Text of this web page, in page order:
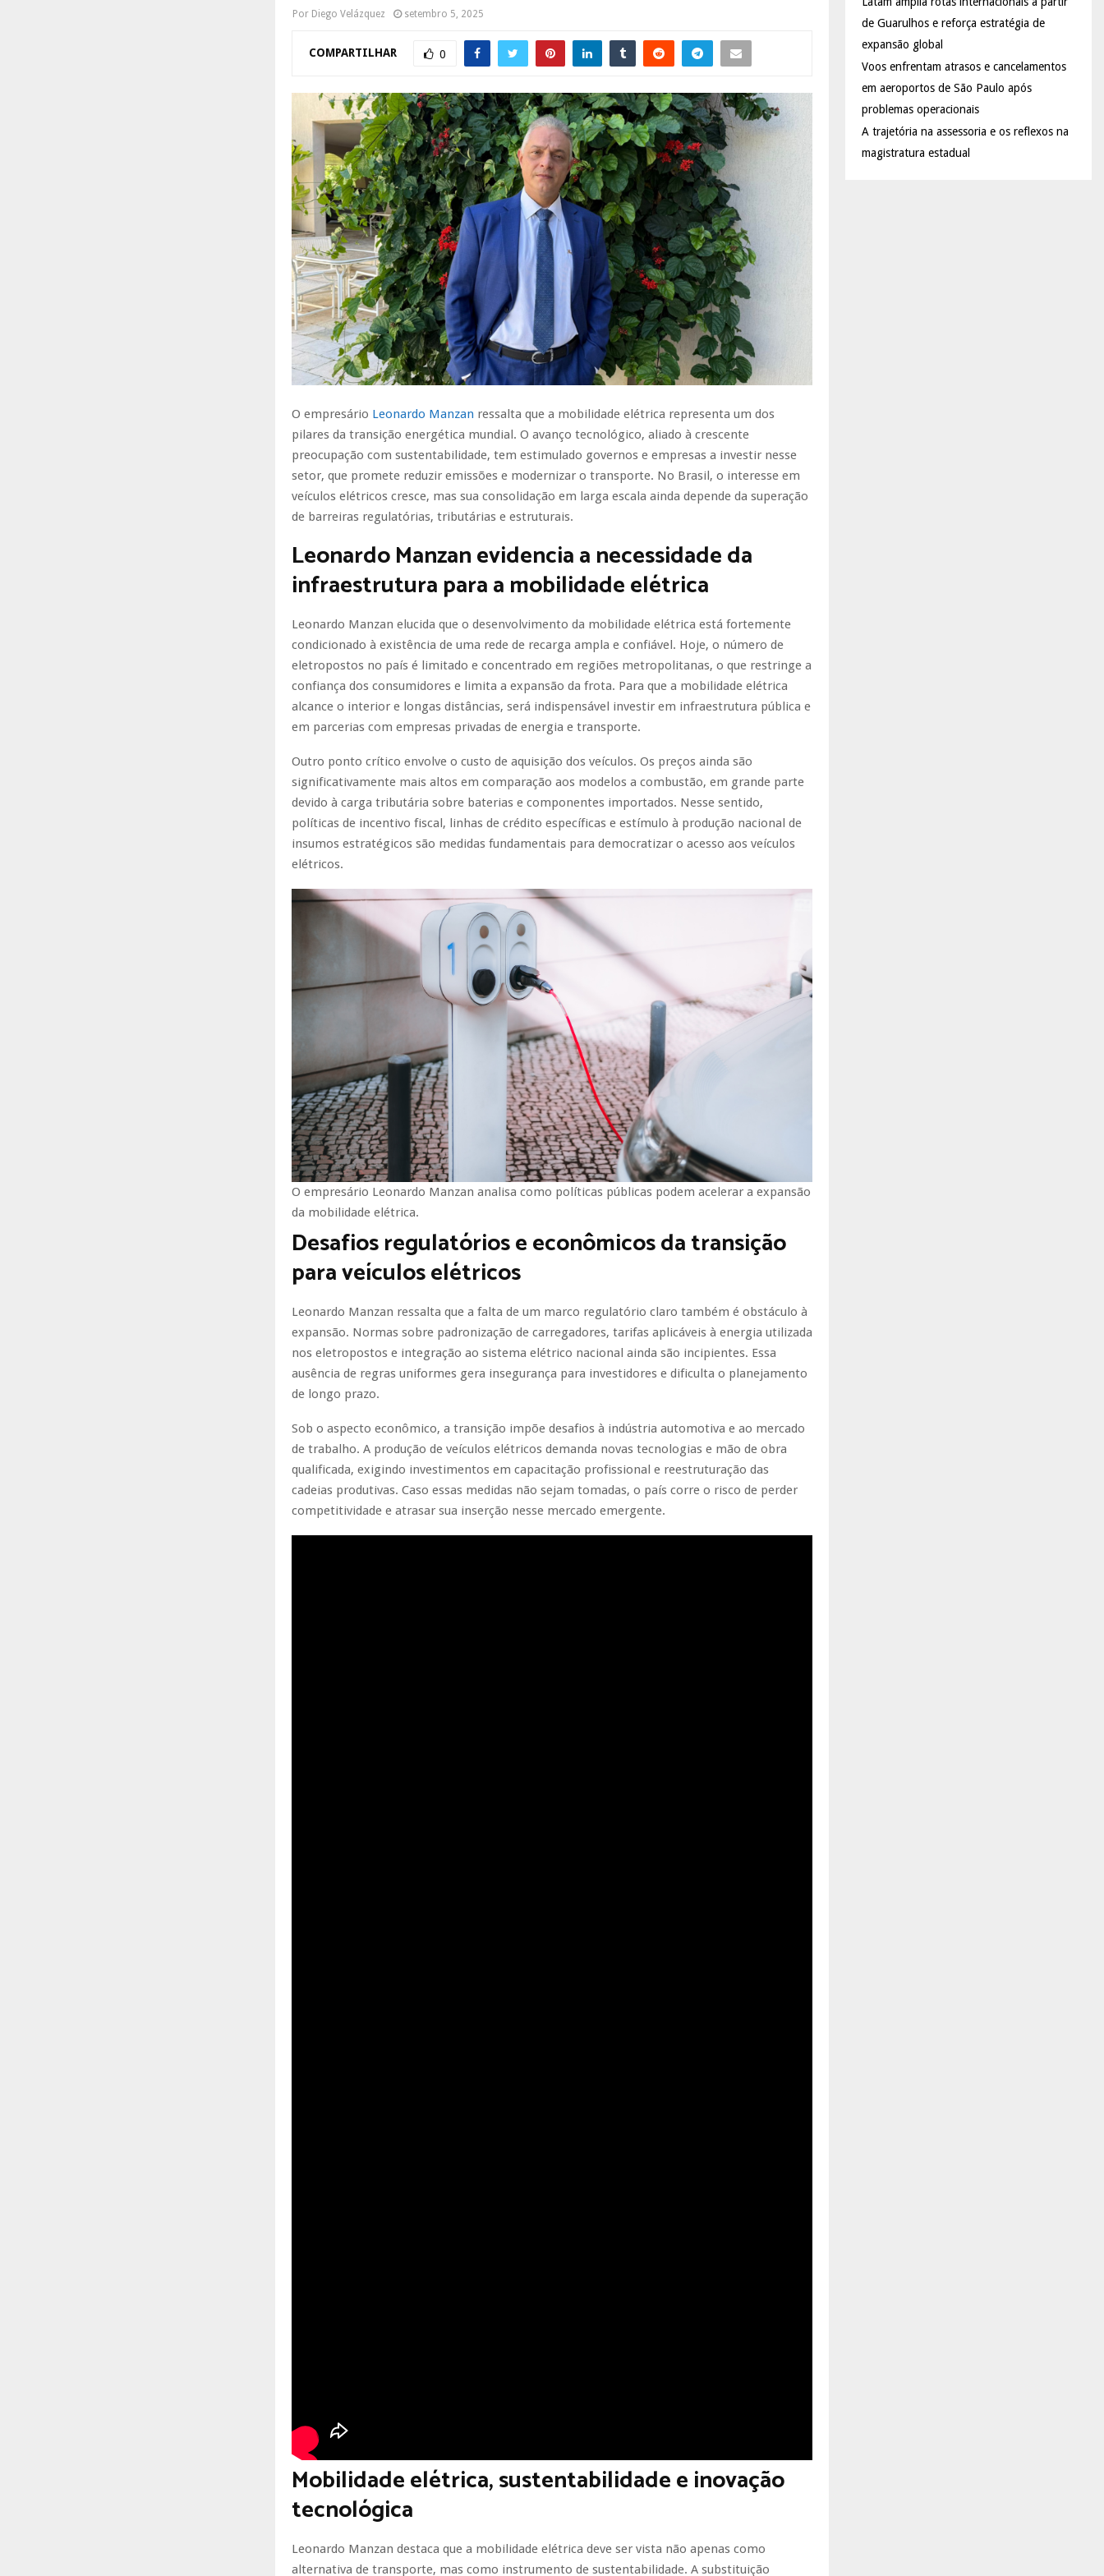
Por Diego Velázquez setembro 5, 2025
COMPARTILHAR 0
O empresário Leonardo Manzan ressalta que a mobilidade elétrica representa um dos
pilares da transição energética mundial. O avanço tecnológico, aliado à crescente
preocupação com sustentabilidade, tem estimulado governos e empresas a investir nesse
setor, que promete reduzir emissões e modernizar o transporte. No Brasil, o interesse em
veículos elétricos cresce, mas sua consolidação em larga escala ainda depende da superação
de barreiras regulatórias, tributárias e estruturais.
Leonardo Manzan evidencia a necessidade da
infraestrutura para a mobilidade elétrica
Leonardo Manzan elucida que o desenvolvimento da mobilidade elétrica está fortemente
condicionado à existência de uma rede de recarga ampla e confiável. Hoje, o número de
eletropostos no país é limitado e concentrado em regiões metropolitanas, o que restringe a
confiança dos consumidores e limita a expansão da frota. Para que a mobilidade elétrica
alcance o interior e longas distâncias, será indispensável investir em infraestrutura pública e
em parcerias com empresas privadas de energia e transporte.
Outro ponto crítico envolve o custo de aquisição dos veículos. Os preços ainda são
significativamente mais altos em comparação aos modelos a combustão, em grande parte
devido à carga tributária sobre baterias e componentes importados. Nesse sentido,
políticas de incentivo fiscal, linhas de crédito específicas e estímulo à produção nacional de
insumos estratégicos são medidas fundamentais para democratizar o acesso aos veículos
elétricos.
O empresário Leonardo Manzan analisa como políticas públicas podem acelerar a expansão
da mobilidade elétrica.
Desafios regulatórios e econômicos da transição
para veículos elétricos
Leonardo Manzan ressalta que a falta de um marco regulatório claro também é obstáculo à
expansão. Normas sobre padronização de carregadores, tarifas aplicáveis à energia utilizada
nos eletropostos e integração ao sistema elétrico nacional ainda são incipientes. Essa
ausência de regras uniformes gera insegurança para investidores e dificulta o planejamento
de longo prazo.
Sob o aspecto econômico, a transição impõe desafios à indústria automotiva e ao mercado
de trabalho. A produção de veículos elétricos demanda novas tecnologias e mão de obra
qualificada, exigindo investimentos em capacitação profissional e reestruturação das
cadeias produtivas. Caso essas medidas não sejam tomadas, o país corre o risco de perder
competitividade e atrasar sua inserção nesse mercado emergente.
Mobilidade elétrica, sustentabilidade e inovação
tecnológica
Leonardo Manzan destaca que a mobilidade elétrica deve ser vista não apenas como
alternativa de transporte, mas como instrumento de sustentabilidade. A substituição
de Guarulhos e reforça estratégia de
expansão global
Voos enfrentam atrasos e cancelamentos
em aeroportos de São Paulo após
problemas operacionais
A trajetória na assessoria e os reflexos na
magistratura estadual